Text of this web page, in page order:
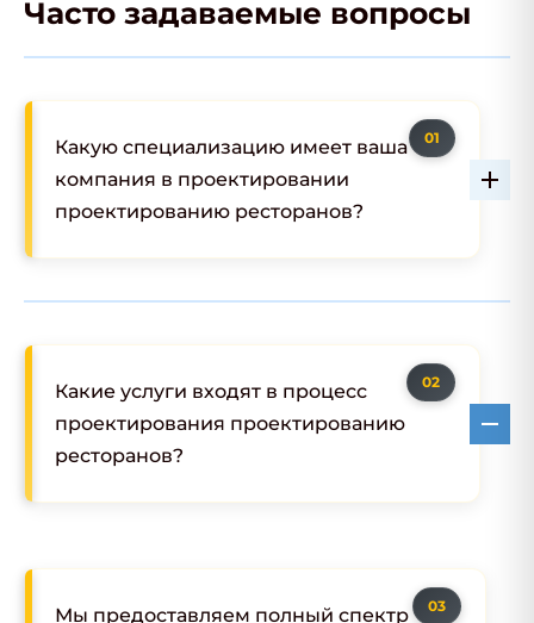
Часто задаваемые вопросы
Какую специализацию имеет ваша
компания в проектировании
проектированию ресторанов?
Какие услуги входят в процесс
проектирования проектированию
ресторанов?
Мы предоставляем полный спектр